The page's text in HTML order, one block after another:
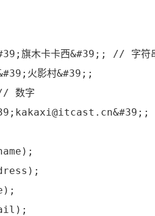
旗木卡卡西&#39;; // 字符
火影村&#39;;
数字